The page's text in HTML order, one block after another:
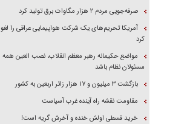
صرفه‌جویی مردم ۲ هزار مگاوات برق تولید کرد
آمریکا تحریم‌های یک شرکت هواپیمایی عراقی را لغو
کرد
مواضع حکیمانه رهبر معظم انقلاب، نصب العین همه
مسئولان نظام باشد
بازگشت ۳ میلیون و ۱۷ هزار زائر اربعین به کشور
مقاومت نقشه راه آینده غرب آسیاست
خرید قسطی اولش خنده و آخرش گریه است!